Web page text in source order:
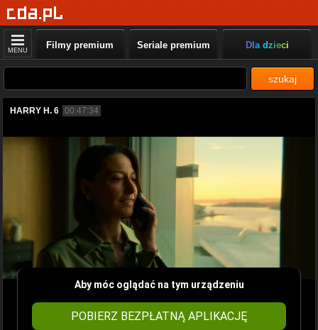
MENU Filmy premium Seriale premium Dla dzieci
szukaj
HARRY H. 6 00:47:34
Aby móc oglądać na tym urządzeniu
POBIERZ BEZPŁATNĄ APLIKACJĘ